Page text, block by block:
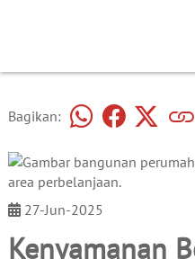
Bagikan:
27-Jun-2025
Kenyamanan